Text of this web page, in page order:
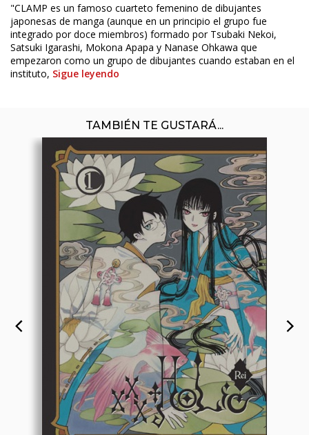
"CLAMP es un famoso cuarteto femenino de dibujantes
japonesas de manga (aunque en un principio el grupo fue
integrado por doce miembros) formado por Tsubaki Nekoi,
Satsuki Igarashi, Mokona Apapa y Nanase Ohkawa que
empezaron como un grupo de dibujantes cuando estaban en el
instituto, Sigue leyendo
TAMBIÉN TE GUSTARÁ...